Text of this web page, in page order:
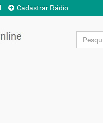
Cadastrar Rádio